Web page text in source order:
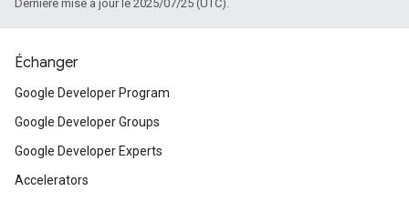
Dernière mise à jour le 2025/07/25 (UTC).
Échanger
Google Developer Program
Google Developer Groups
Google Developer Experts
Accelerators